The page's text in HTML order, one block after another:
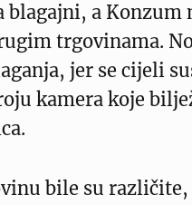
blagajni, a Konzum
trgovinama.
jer se cijeli
kamera koje
bile su različite,